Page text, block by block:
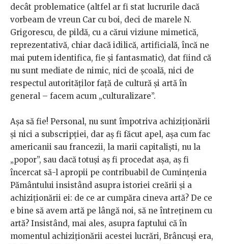
decât problematice (altfel ar fi stat lucrurile dacă
vorbeam de vreun Car cu boi, deci de marele N.
Grigorescu, de pildă, cu a cărui viziune mimetică,
reprezentativă, chiar dacă idilică, artificială, încă ne
mai putem identifica, fie și fantasmatic), dat fiind că
nu sunt mediate de nimic, nici de școală, nici de
respectul autorităților față de cultură și artă în
general – facem acum „culturalizare”.
Așa să fie! Personal, nu sunt împotriva achiziționării
și nici a subscripției, dar aș fi făcut apel, așa cum fac
americanii sau francezii, la marii capitaliști, nu la
„popor”, sau dacă totuși aș fi procedat așa, aș fi
încercat să-l apropii pe contribuabil de Cumințenia
Pământului insistând asupra istoriei creării și a
achiziționării ei: de ce ar cumpăra cineva artă? De ce
e bine să avem artă pe lângă noi, să ne întreținem cu
artă? Insistând, mai ales, asupra faptului că în
momentul achiziționării acestei lucrări, Brâncuși era,